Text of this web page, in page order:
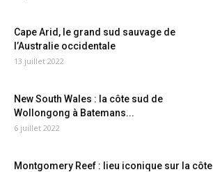
Cape Arid, le grand sud sauvage de
l’Australie occidentale
13 juillet 2022
New South Wales : la côte sud de
Wollongong à Batemans...
6 juillet 2022
Montgomery Reef : lieu iconique sur la côte